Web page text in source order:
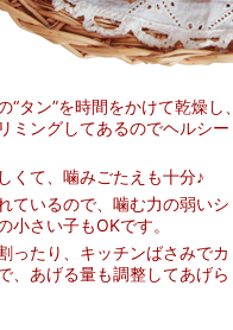
“タン”を時間をかけて乾燥し、
ミングしてあるのでヘルシー
くて、噛みごたえも十分♪
ているので、噛む力の弱いシ
小さい子もOKです。
ったり、キッチンばさみでカ
、あげる量も調整してあげら